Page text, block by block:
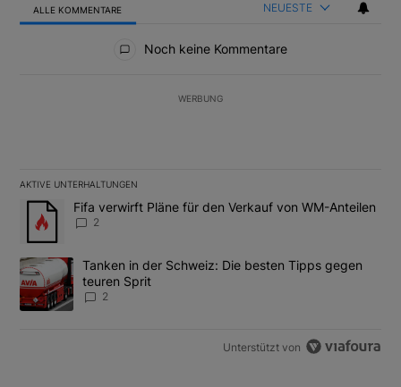
ALLE KOMMENTARE NEUESTE
Noch keine Kommentare
WERBUNG
AKTIVE UNTERHALTUNGEN
Das Folgende ist eine Liste der am meisten kommentierten
Ein Trendartikel mit dem Titel "Fifa verwirft Pläne für den
Fifa verwirft Pläne für den Verkauf von WM-Anteilen
2
Ein Trendartikel mit dem Titel "Tanken in der Schweiz: Die
Tanken in der Schweiz: Die besten Tipps gegen
teuren Sprit
2
Unterstützt von